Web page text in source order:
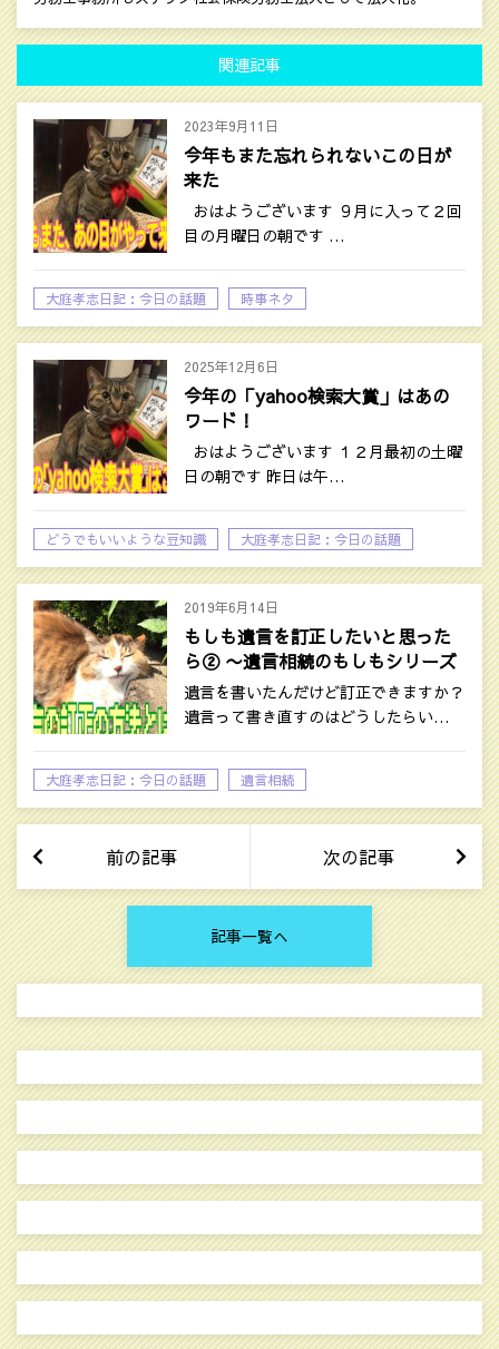
関連記事
2023年9月11日
今年もまた忘れられないこの日が
来た
おはようございます ９月に入って２回
目の月曜日の朝です …
大庭孝志日記：今日の話題 時事ネタ
2025年12月6日
今年の「yahoo検索大賞」はあの
ワード！
おはようございます １２月最初の土曜
日の朝です 昨日は午…
どうでもいいような豆知識 大庭孝志日記：今日の話題
2019年6月14日
もしも遺言を訂正したいと思った
ら② 〜遺言相続のもしもシリーズ
④
遺言を書いたんだけど訂正できますか？
遺言って書き直すのはどうしたらい…
大庭孝志日記：今日の話題 遺言相続
前の記事 次の記事
記事一覧へ